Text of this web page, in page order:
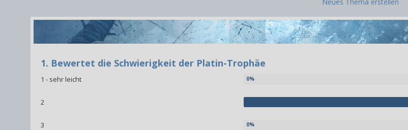
1. Bewertet die Schwierigkeit der Platin-Trophäe
1 - sehr leicht
2
3